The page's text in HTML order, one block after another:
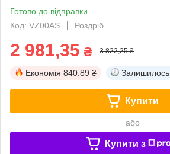
Готово до відправки
Код: VZ00AS
Роздріб
2 981,35 ₴ 3 822,25 ₴
Економія 840.89 ₴ Залишилось
Купити
або
Купити з